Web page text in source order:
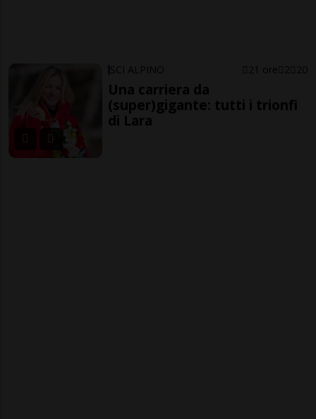
SCI ALPINO 21 ore 2 20
Una carriera da
(super)gigante: tutti i trionfi
di Lara